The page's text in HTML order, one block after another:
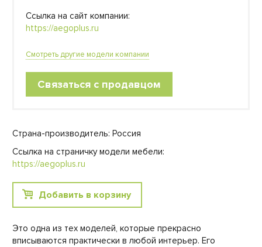
Ссылка на сайт компании:
https://aegoplus.ru
Смотреть другие модели компании
Связаться с продавцом
Страна-производитель: Россия
Ссылка на страничку модели мебели:
https://aegoplus.ru
Добавить в корзину
Это одна из тех моделей, которые прекрасно
вписываются практически в любой интерьер. Его